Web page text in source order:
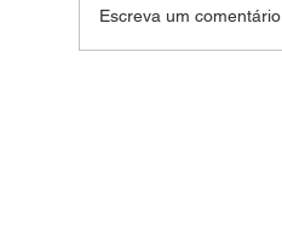
Escreva um comentário